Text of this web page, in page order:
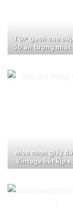
TOP gạch cao
5D ấn tượng nhất
Mẹo chọn giấy
Vintage bắt kịp